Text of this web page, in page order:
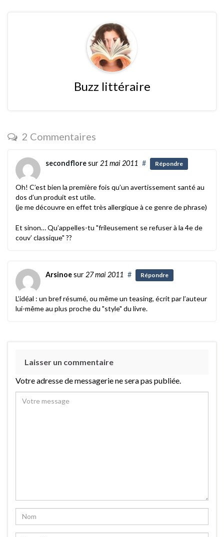
Buzz littéraire
2 Commentaires
secondfloresur 21 mai 2011 # Répondre
Oh! C’est bien la première fois qu’un avertissement santé au
dos d’un produit est utile.
(je me découvre en effet très allergique à ce genre de phrase)
Et sinon… Qu’appelles-tu "frileusement se refuser à la 4e de
couv’ classique" ??
Arsinoesur 27 mai 2011 # Répondre
L’idéal : un bref résumé, ou même un teasing, écrit par l’auteur
lui-même au plus proche du "style" du livre.
Laisser un commentaire
Votre adresse de messagerie ne sera pas publiée.